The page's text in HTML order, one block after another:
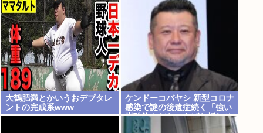
点と我流の演出論
大鶴肥満とかいうおデブタレ
ントの完成系www
ケンドーコバヤシ 新型コロナ
感染で謎の後遺症続く「強い
炭酸飲んだら、あばら折れそ
うになる」